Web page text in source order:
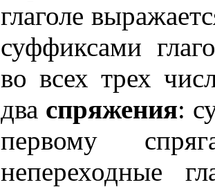
глаголе
суффиксами
во всех трех
два спряжения:
первому
непереходные